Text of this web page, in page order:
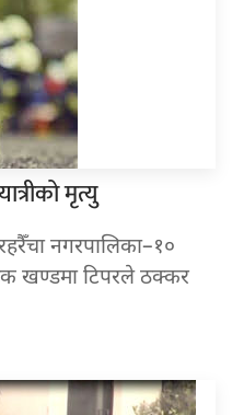
मृत्यु
नगरपालिका–१०
खण्डमा टिपरले ठक्कर